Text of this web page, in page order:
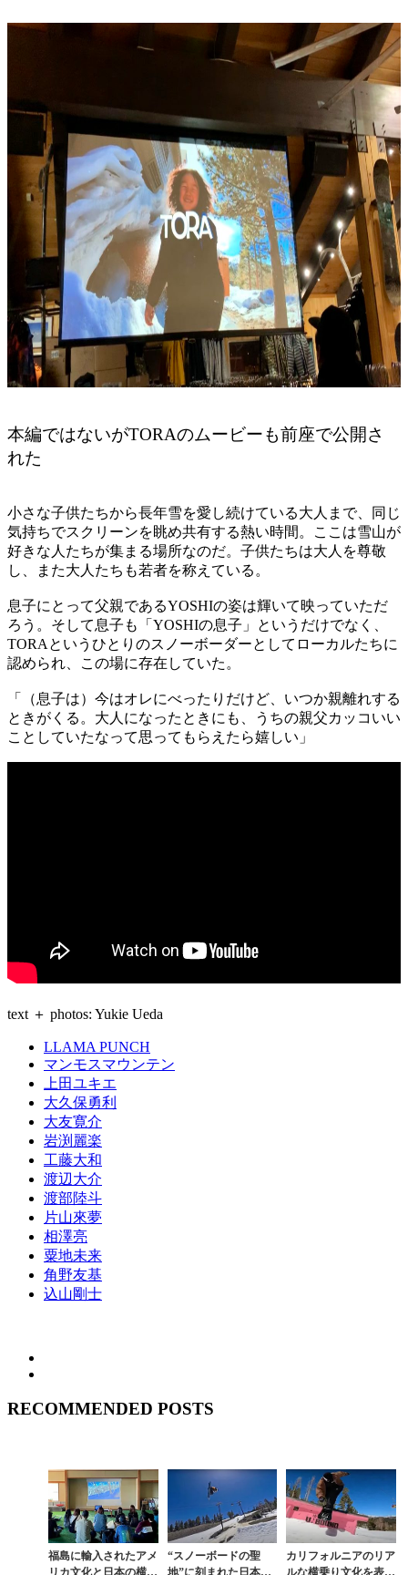
本編ではないがTORAのムービーも前座で公開さ
れた
小さな子供たちから長年雪を愛し続けている大人まで、同じ
気持ちでスクリーンを眺め共有する熱い時間。ここは雪山が
好きな人たちが集まる場所なのだ。子供たちは大人を尊敬
し、また大人たちも若者を称えている。
息子にとって父親であるYOSHIの姿は輝いて映っていただ
ろう。そして息子も「YOSHIの息子」というだけでなく、
TORAというひとりのスノーボーダーとしてローカルたちに
認められ、この場に存在していた。
「（息子は）今はオレにべったりだけど、いつか親離れする
ときがくる。大人になったときにも、うちの親父カッコいい
ことしていたなって思ってもらえたら嬉しい」
text ＋ photos: Yukie Ueda
LLAMA PUNCH
マンモスマウンテン
上田ユキエ
大久保勇利
大友寛介
岩渕麗楽
工藤大和
渡辺大介
渡部陸斗
片山來夢
相澤亮
粟地未来
角野友基
込山剛士
RECOMMENDED POSTS
福島に輸入されたアメ
リカ文化と日本の横乗
“スノーボードの聖
地”に刻まれた日本人
カリフォルニアのリア
ルな横乗り文化を表現